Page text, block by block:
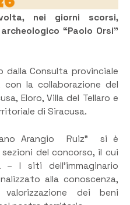
nei giorni scorsi,
“Paolo Orsi”
Consulta provinciale
la collaborazione del
Eloro, Villa del Tellaro e
di Siracusa.
Arangio Ruiz” si è
del concorso, il cui
I siti dell’immaginario
alla conoscenza,
dei beni